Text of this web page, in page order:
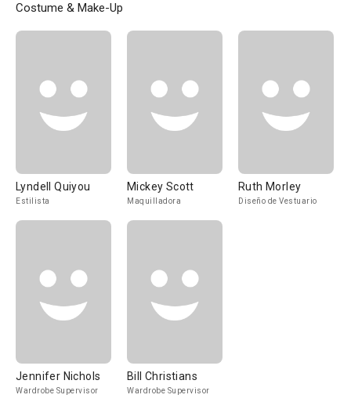
Costume & Make-Up
Lyndell Quiyou
Estilista
Mickey Scott
Maquilladora
Ruth Morley
Diseño de Vestuario
Jennifer Nichols
Wardrobe Supervisor
Bill Christians
Wardrobe Supervisor